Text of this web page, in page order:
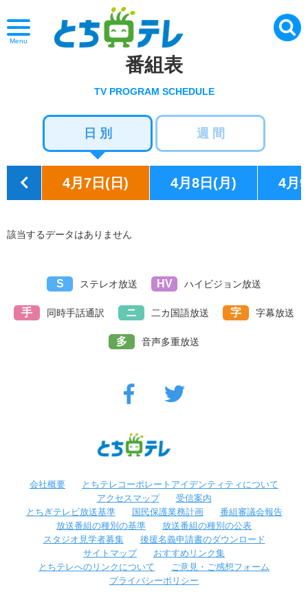
Menu
番組表
TV PROGRAM SCHEDULE
日 別 週 間
4月7日(日) 4月8日(月) 4月
該当するデータはありません
S ステレオ放送 HV ハイビジョン放送
手 同時手話通訳 ニ 二カ国語放送 字 字幕放送
多 音声多重放送
会社概要
とちテレコーポレートアイデンティティについて
アクセスマップ
受信案内
とちぎテレビ放送基準
国民保護業務計画
番組審議会報告
放送番組の種別の基準
放送番組の種別の公表
スタジオ見学者募集
後援名義申請書のダウンロード
サイトマップ
おすすめリンク集
とちテレへのリンクについて
ご意見・ご感想フォーム
プライバシーポリシー